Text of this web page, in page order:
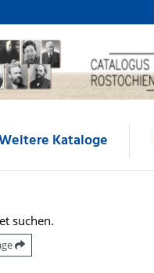
Kataloge
suchen.